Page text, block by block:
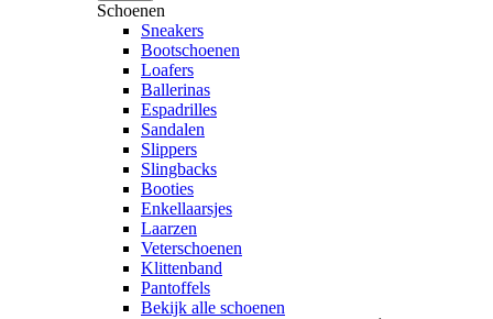
Schoenen
Sneakers
Bootschoenen
Loafers
Ballerinas
Espadrilles
Sandalen
Slippers
Slingbacks
Booties
Enkellaarsjes
Laarzen
Veterschoenen
Klittenband
Pantoffels
Bekijk alle schoenen